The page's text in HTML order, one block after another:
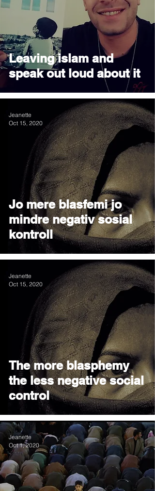
Leaving islam and
speak out loud about it
Jo mere blasfemi jo
mindre negativ sosial
kontroll
Jeanette
Oct 15, 2020
The more blasphemy
the less negative social
control
Jeanette
Oct 15, 2020
Jeanette
Oct 1, 2020